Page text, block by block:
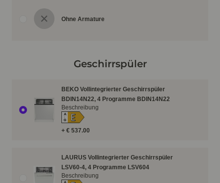
Ohne Armature
Geschirrspüler
BEKO Vollintegrierter Geschirrspüler
BDIN14N22, 4 Programme BDIN14N22
+ € 537.00
A
↑G E
Beschreibung
LAURUS Vollintegrierter Geschirrspüler
LSV60-4, 4 Programme LSV604
Beschreibung